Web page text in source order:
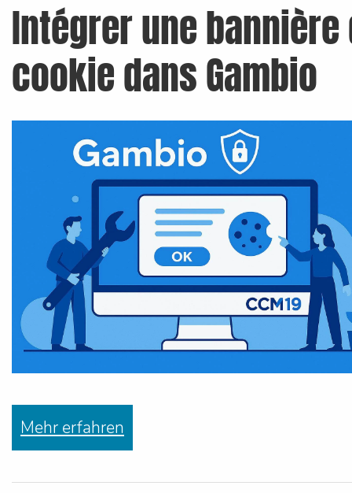
Intégrer une bannière
cookie dans Gambio
Mehr erfahren